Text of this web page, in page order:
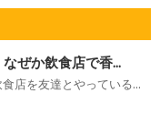
ぜか飲食店で香...
店を友達とやっている...